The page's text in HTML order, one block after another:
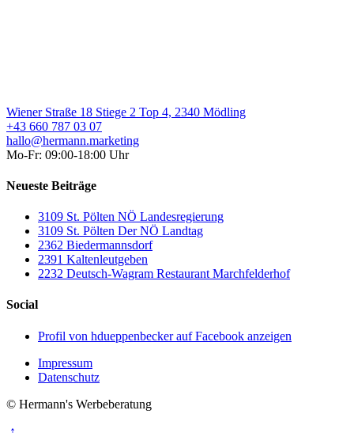
Wiener Straße 18 Stiege 2 Top 4, 2340 Mödling
+43 660 787 03 07
hallo@hermann.marketing
Mo-Fr: 09:00-18:00 Uhr
Neueste Beiträge
3109 St. Pölten NÖ Landesregierung
3109 St. Pölten Der NÖ Landtag
2362 Biedermannsdorf
2391 Kaltenleutgeben
2232 Deutsch-Wagram Restaurant Marchfelderhof
Social
Profil von hdueppenbecker auf Facebook anzeigen
Impressum
Datenschutz
© Hermann's Werbeberatung